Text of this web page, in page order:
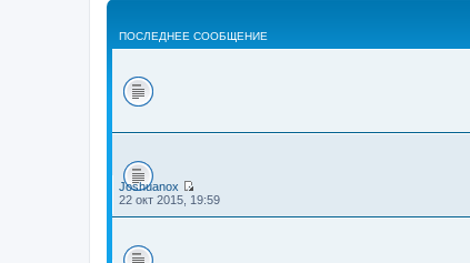
ПОСЛЕДНЕЕ СООБЩЕНИЕ
Joshuanox
П
22 окт 2015, 19:59